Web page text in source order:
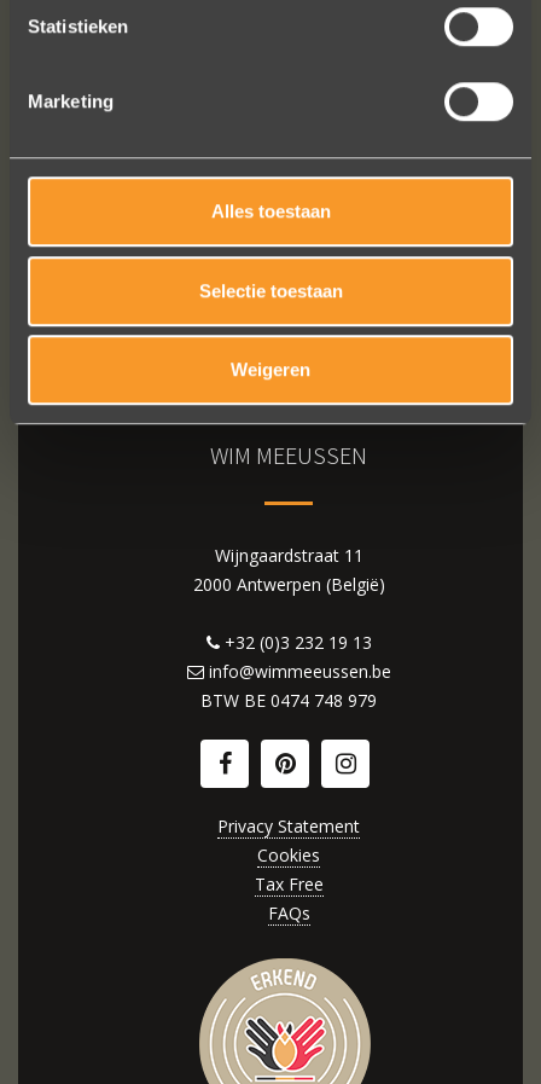
Statistieken
Marketing
Alles toestaan
Selectie toestaan
Weigeren
WIM MEEUSSEN
Wijngaardstraat 11
2000 Antwerpen (België)
+32 (0)3 232 19 13
info@wimmeeussen.be
BTW BE 0474 748 979
Privacy Statement
Cookies
Tax Free
FAQs